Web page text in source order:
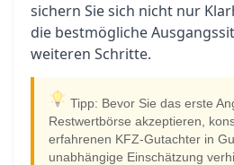
sichern Sie sich nicht nur
die bestmögliche
weiteren Schritte.
Tipp: Bevor Sie das erste
Restwertbörse akzeptieren,
erfahrenen KFZ-Gutachter in
unabhängige Einschätzung